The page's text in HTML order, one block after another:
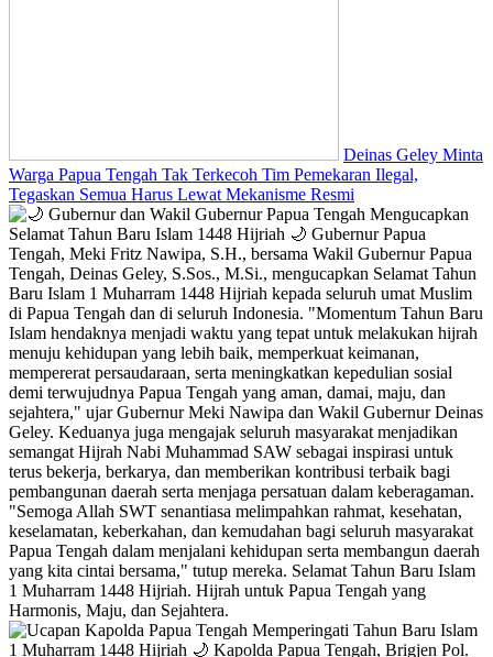
Deinas Geley Minta
Warga Papua Tengah Tak Terkecoh Tim Pemekaran Ilegal,
Tegaskan Semua Harus Lewat Mekanisme Resmi